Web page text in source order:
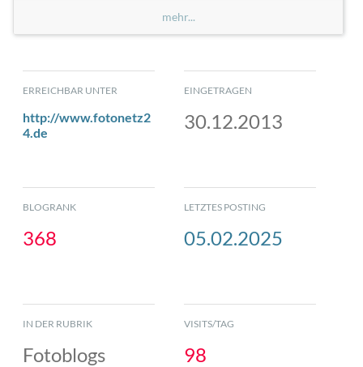
mehr...
ERREICHBAR UNTER
http://www.fotonetz2
4.de
EINGETRAGEN
30.12.2013
BLOGRANK
368
LETZTES POSTING
05.02.2025
IN DER RUBRIK
Fotoblogs
VISITS/TAG
98